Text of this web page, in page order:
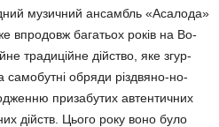
музич­ний ансамбль «Асалода»
впродовж багатьох років на Во­
традиційне дійство, яке згур­
самобутні обряди різдвяно-но­
призабутих автентичних
дійств. Цього року воно було